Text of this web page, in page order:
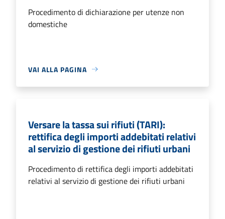
Procedimento di dichiarazione per utenze non
domestiche
VAI ALLA PAGINA
Versare la tassa sui rifiuti (TARI):
rettifica degli importi addebitati relativi
al servizio di gestione dei rifiuti urbani
Procedimento di rettifica degli importi addebitati
relativi al servizio di gestione dei rifiuti urbani